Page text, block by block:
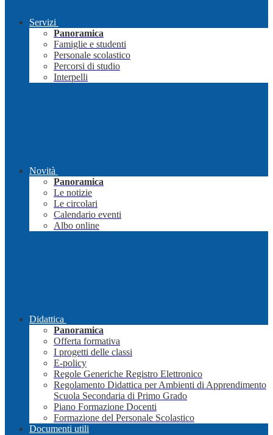
Servizi
Panoramica
Famiglie e studenti
Personale scolastico
Percorsi di studio
Interpelli
Novità
Panoramica
Le notizie
Le circolari
Calendario eventi
Albo online
Didattica
Panoramica
Offerta formativa
I progetti delle classi
E-policy
Regole Generiche Registro Elettronico
Regolamento Didattica per Ambienti di Apprendimento
Scuola Secondaria di Primo Grado
Piano Formazione Docenti
Formazione del Personale Scolastico
Documenti utili